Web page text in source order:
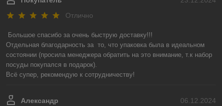
Отлично
Большое спасибо за очень быструю доставку!!!
Отдельная благодарность за  то, что упаковка была в идеальном
состоянии (просила менеджера обратить на это внимание, т.к набор
посуды покупался в подарок).
Всё супер, рекомендую к сотрудничеству!
06.12.2024
Александр